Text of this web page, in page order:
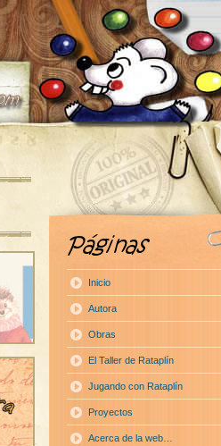
Inicio
Autora
Obras
El Taller de Rataplín
Jugando con Rataplín
Proyectos
Acerca de la web…